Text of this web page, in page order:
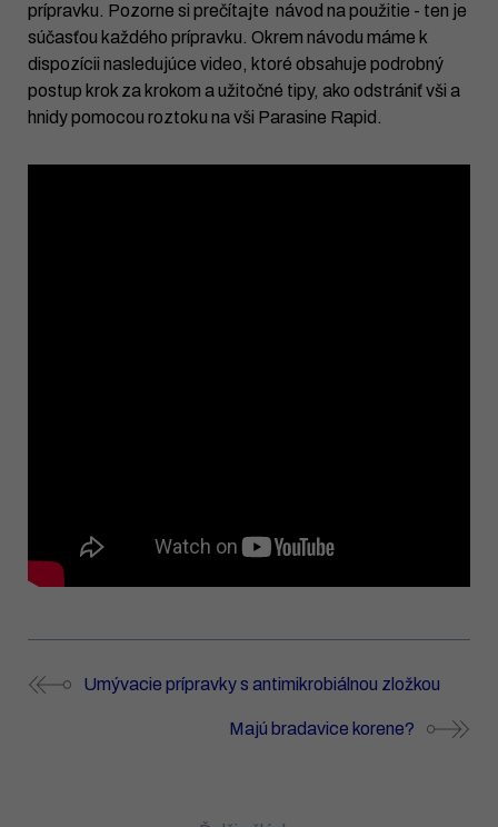
prípravku. Pozorne si prečítajte návod na použitie - ten je
súčasťou každého prípravku. Okrem návodu máme k
dispozícii nasledujúce video, ktoré obsahuje podrobný
postup krok za krokom a užitočné tipy, ako odstrániť vši a
hnidy pomocou roztoku na vši Parasine Rapid.
Umývacie prípravky s antimikrobiálnou zložkou
Majú bradavice korene?